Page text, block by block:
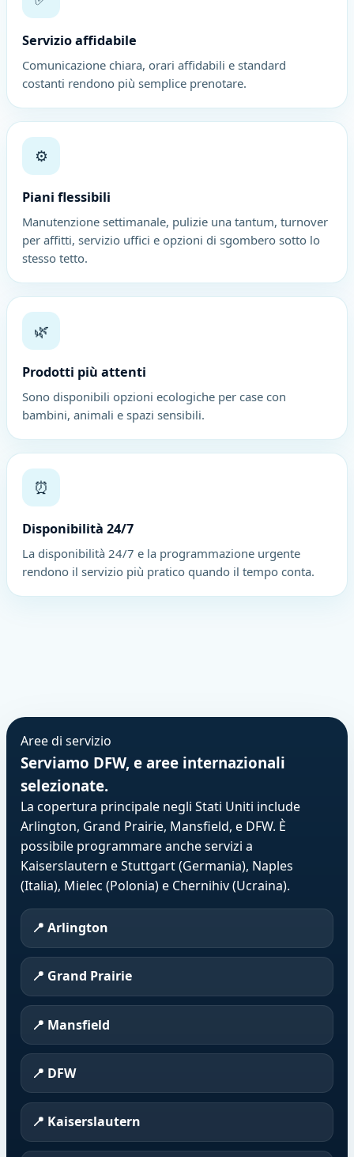
Servizio affidabile
Comunicazione chiara, orari affidabili e standard
costanti rendono più semplice prenotare.
⚙️
Piani flessibili
Manutenzione settimanale, pulizie una tantum, turnover
per affitti, servizio uffici e opzioni di sgombero sotto lo
stesso tetto.
🌿
Prodotti più attenti
Sono disponibili opzioni ecologiche per case con
bambini, animali e spazi sensibili.
⏰
Disponibilità 24/7
La disponibilità 24/7 e la programmazione urgente
rendono il servizio più pratico quando il tempo conta.
Aree di servizio
Serviamo DFW, e aree internazionali
selezionate.
La copertura principale negli Stati Uniti include
Arlington, Grand Prairie, Mansfield, e DFW. È
possibile programmare anche servizi a
Kaiserslautern e Stuttgart (Germania), Naples
(Italia), Mielec (Polonia) e Chernihiv (Ucraina).
📍 Arlington
📍 Grand Prairie
📍 Mansfield
📍 DFW
📍 Kaiserslautern